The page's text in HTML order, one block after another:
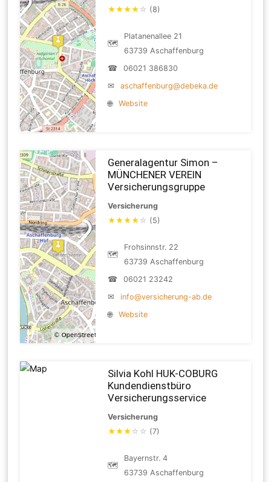
★★★★ ☆ (8)
🗺
Platanenallee 21
63739 Aschaffenburg
☎
06021 386830
✉
aschaffenburg@debeka.de
🌐
Website
Generalagentur Simon –
MÜNCHENER VEREIN
Versicherungsgruppe
Versicherung
★★★★ ☆ (5)
🗺
Frohsinnstr. 22
63739 Aschaffenburg
☎
06021 23242
✉
info@versicherung-ab.de
🌐
Website
Silvia Kohl HUK-COBURG
Kundendienstbüro
Versicherungsservice
Versicherung
★★★ ☆ ☆ (7)
🗺
Bayernstr. 4
63739 Aschaffenburg